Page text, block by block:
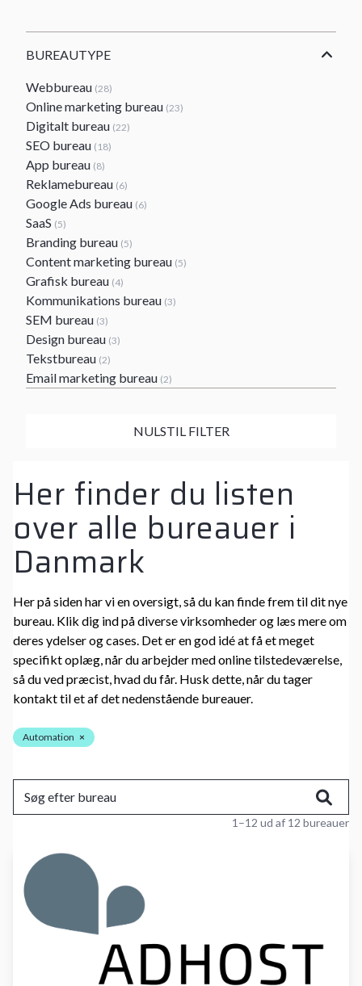
BUREAUTYPE
Webbureau (28)
Online marketing bureau (23)
Digitalt bureau (22)
SEO bureau (18)
App bureau (8)
Reklamebureau (6)
Google Ads bureau (6)
SaaS (5)
Branding bureau (5)
Content marketing bureau (5)
Grafisk bureau (4)
Kommunikations bureau (3)
SEM bureau (3)
Design bureau (3)
Tekstbureau (2)
Email marketing bureau (2)
NULSTIL FILTER
Her finder du listen
over alle bureauer i
Danmark
Her på siden har vi en oversigt, så du kan finde frem til dit nye
bureau. Klik dig ind på diverse virksomheder og læs mere om
deres ydelser og cases. Det er en god idé at få et meget
specifikt oplæg, når du arbejder med online tilstedeværelse,
så du ved præcist, hvad du får. Husk dette, når du tager
kontakt til et af det nedenstående bureauer.
Automation ×
1–12 ud af 12 bureauer